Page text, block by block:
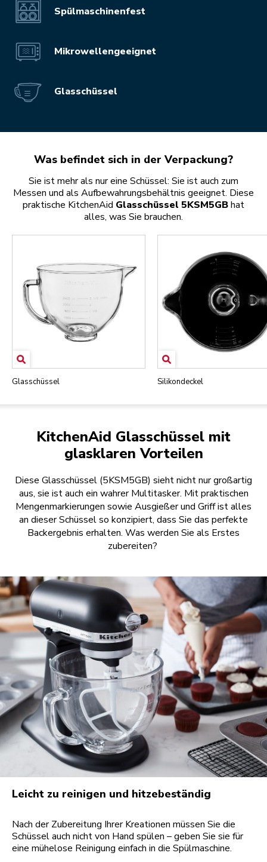
Spülmaschinenfest
Mikrowellengeeignet
Glasschüssel
Was befindet sich in der Verpackung?
Sie ist mehr als nur eine Schüssel: Sie ist auch zum
Messen und als Aufbewahrungsbehältnis geeignet. Diese
praktische KitchenAid Glasschüssel 5KSM5GBhat
alles, was Sie brauchen.
Glasschüssel Silikondeckel
KitchenAid Glasschüssel mit
glasklaren Vorteilen
Diese Glasschüssel (5KSM5GB) sieht nicht nur großartig
aus, sie ist auch ein wahrer Multitasker. Mit praktischen
Mengenmarkierungen sowie Ausgießer und Griff ist alles
an dieser Schüssel so konzipiert, dass Sie das perfekte
Backergebnis erhalten. Was werden Sie als Erstes
zubereiten?
Leicht zu reinigen und hitzebeständig
Nach der Zubereitung Ihrer Kreationen müssen Sie die
Schüssel auch nicht von Hand spülen – geben Sie sie für
eine mühelose Reinigung einfach in die Spülmaschine.